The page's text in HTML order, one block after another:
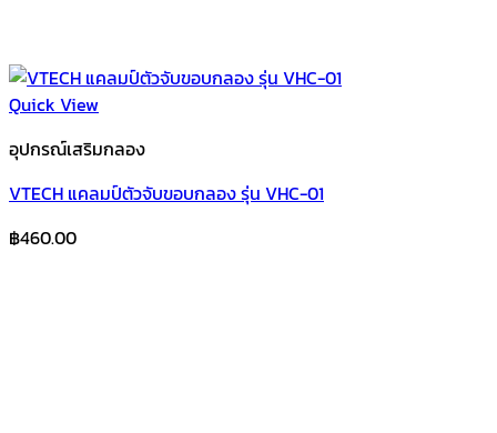
Quick View
อุปกรณ์เสริมกลอง
VTECH แคลมป์ตัวจับขอบกลอง รุ่น VHC-01
฿460.00